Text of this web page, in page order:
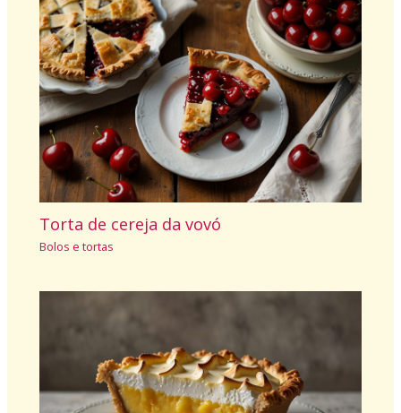
Torta de cereja da vovó
Bolos e tortas